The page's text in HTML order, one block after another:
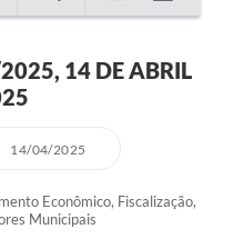
14 DE ABRIL
14/04/2025
Econômico, Fiscalização,
Municipais